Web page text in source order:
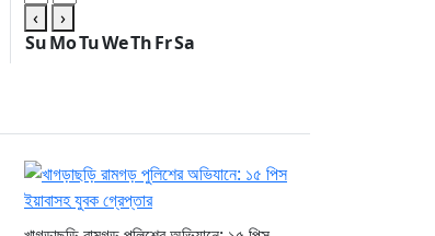
‹
›
SuMoTuWeThFrSa